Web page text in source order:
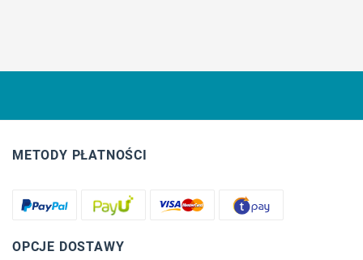
METODY PŁATNOŚCI
OPCJE DOSTAWY